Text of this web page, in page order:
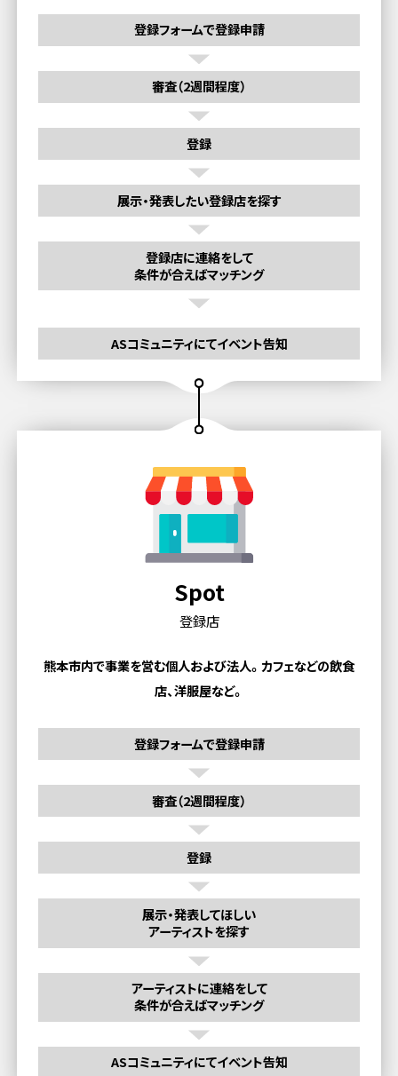
登録フォームで登録申請
審査（2週間程度）
登録
展示・発表したい登録店を探す
登録店に連絡をして
条件が合えばマッチング
ASコミュニティにてイベント告知
Spot
登録店
熊本市内で事業を営む個人および法人。 カフェなどの飲食
店、洋服屋など。
登録フォームで登録申請
審査（2週間程度）
登録
展示・発表してほしい
アーティストを探す
アーティストに連絡をして
条件が合えばマッチング
ASコミュニティにてイベント告知